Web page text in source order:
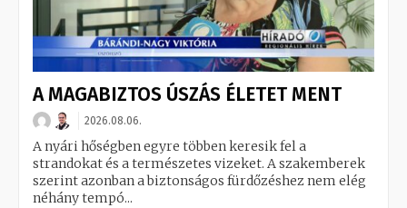
A MAGABIZTOS ÚSZÁS ÉLETET MENT
2026.08.06.
A nyári hőségben egyre többen keresik fel a
strandokat és a természetes vizeket. A szakemberek
szerint azonban a biztonságos fürdőzéshez nem elég
néhány tempó...